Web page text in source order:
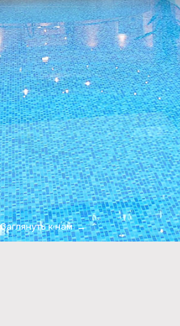
Заглянуть к нам →